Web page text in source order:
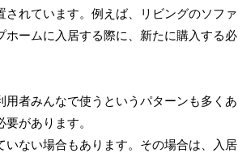
れています。例えば、リビングのソファ
ームに入居する際に、新たに購入する必
者みんなで使うというパターンも多くあ
があります。
ない場合もあります。その場合は、入居